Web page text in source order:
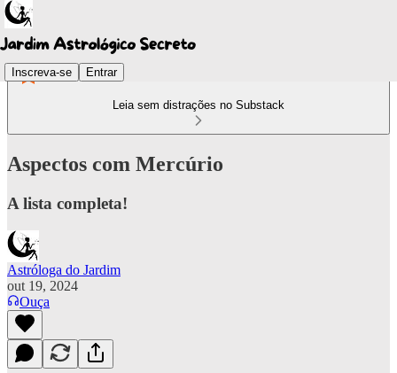
Inscreva-se Entrar
Leia sem distrações no Substack
Aspectos com Mercúrio
A lista completa!
Astróloga do Jardim
out 19, 2024
Ouça